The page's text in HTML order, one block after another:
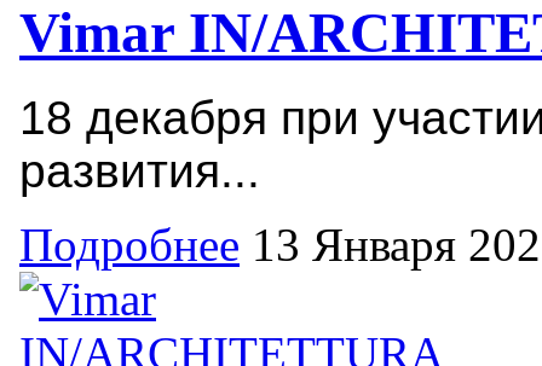
Vimar IN/
18 декабря при
развития...
Подробнее 13 Января